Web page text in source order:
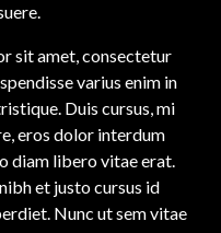
sit amet, consectetur
varius enim in
Duis cursus, mi
eros dolor interdum
diam libero vitae erat.
et justo cursus id
Nunc ut sem vitae